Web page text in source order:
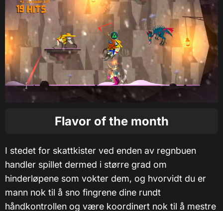
Flavor of the month
I stedet for skattkister ved enden av regnbuen
handler spillet dermed i større grad om
hinderløpene som vokter dem, og hvorvidt du er
mann nok til å sno fingrene dine rundt
håndkontrollen og være koordinert nok til å mestre